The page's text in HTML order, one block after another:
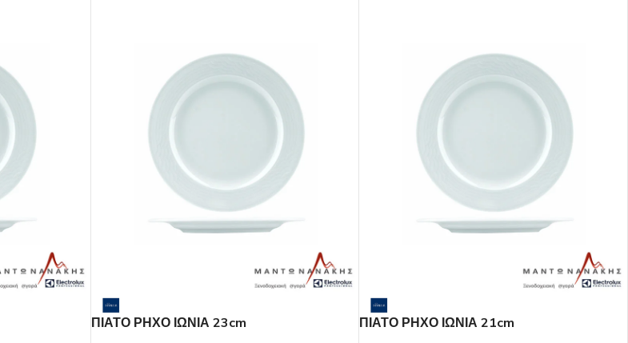
ΠΙΑΤΟ ΡΗΧΟ ΙΩΝΙΑ 23cm ΠΙΑΤΟ ΡΗΧΟ ΙΩΝΙΑ 21cm